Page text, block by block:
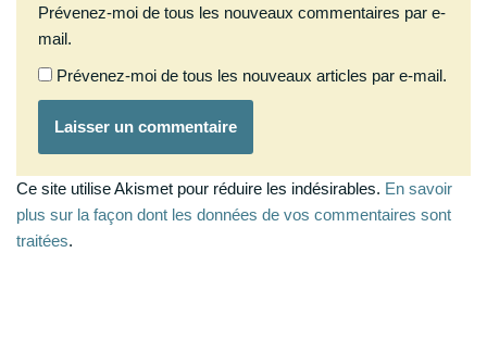
Prévenez-moi de tous les nouveaux commentaires par e-
mail.
Prévenez-moi de tous les nouveaux articles par e-mail.
Ce site utilise Akismet pour réduire les indésirables. En savoir
plus sur la façon dont les données de vos commentaires sont
traitées.